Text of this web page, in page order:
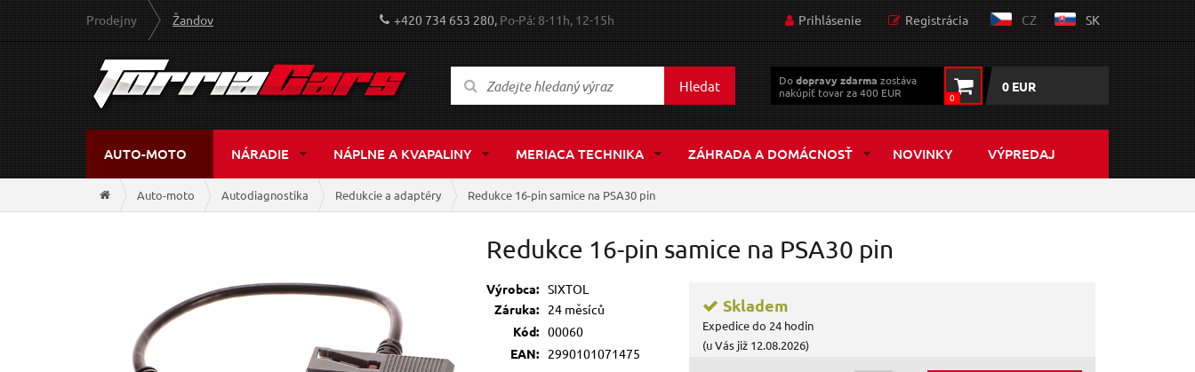
Prodejny Žandov +420 734 653 280, Po-Pá: 8-11h, 12-15h Prihlásenie Registrácia CZ SK
Hledat Dodopravy zdarma zostáva
nakúpiť tovar za 400 EUR
0
0 EUR
AUTO-MOTO NÁRADIE NÁPLNE A KVAPALINY MERIACA TECHNIKA ZÁHRADA A DOMÁCNOSŤ NOVINKY VÝPREDAJ
Auto-moto Autodiagnostika Redukcie a adaptéry Redukce 16-pin samice na PSA30 pin
Redukce 16-pin samice na PSA30 pin
Výrobca: SIXTOL
Záruka:
24 měsíců
Kód: 00060
EAN:
2990101071475
Skladem
Expedice do 24 hodin
(u Vás již 12.08.2026)